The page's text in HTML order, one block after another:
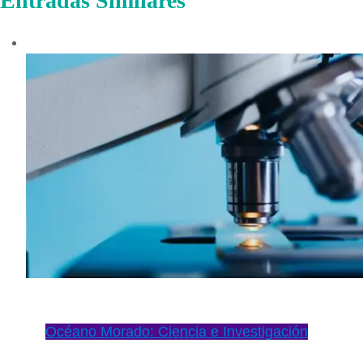
Océano Morado: Ciencia e Investigación